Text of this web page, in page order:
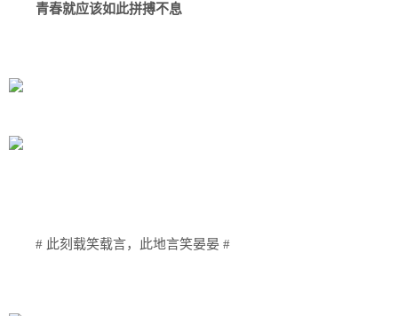
青春就应该如此拼搏不息
# 此刻载笑载言，此地言笑晏晏 #